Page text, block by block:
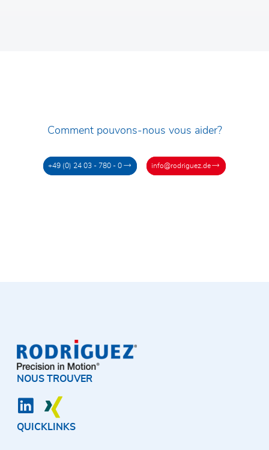
Comment pouvons-nous vous aider?
+49 (0) 24 03 - 780 - 0 info@rodriguez.de
NOUS TROUVER
QUICKLINKS